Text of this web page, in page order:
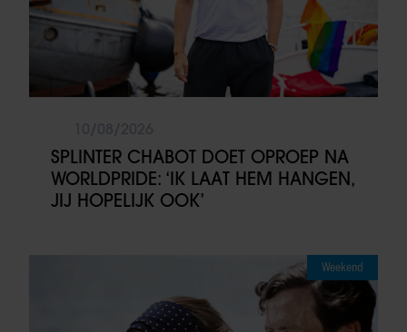
SPLINTER CHABOT DOET OPROEP NA
WORLDPRIDE: ‘IK LAAT HEM HANGEN,
JIJ HOPELIJK OOK’
Weekend